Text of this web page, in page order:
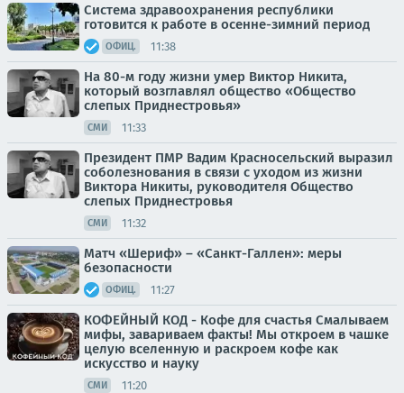
Система здравоохранения республики
готовится к работе в осенне-зимний период
ОФИЦ. 11:38
На 80-м году жизни умер Виктор Никита,
который возглавлял общество «Общество
слепых Приднестровья»
СМИ 11:33
Президент ПМР Вадим Красносельский выразил
соболезнования в связи с уходом из жизни
Виктора Никиты, руководителя Общество
слепых Приднестровья
СМИ 11:32
Матч «Шериф» – «Санкт-Галлен»: меры
безопасности
ОФИЦ. 11:27
КОФЕЙНЫЙ КОД - Кофе для счастья Смалываем
мифы, завариваем факты! Мы откроем в чашке
целую вселенную и раскроем кофе как
искусство и науку
СМИ 11:20